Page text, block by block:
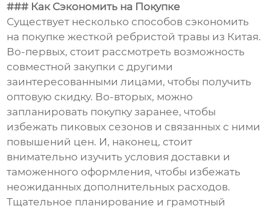
### Как Сэкономить на Покупке
Существует несколько способов сэкономить
на покупке жесткой ребристой травы из Китая.
Во-первых, стоит рассмотреть возможность
совместной закупки с другими
заинтересованными лицами, чтобы получить
оптовую скидку. Во-вторых, можно
запланировать покупку заранее, чтобы
избежать пиковых сезонов и связанных с ними
повышений цен. И, наконец, стоит
внимательно изучить условия доставки и
таможенного оформления, чтобы избежать
неожиданных дополнительных расходов.
Тщательное планирование и грамотный